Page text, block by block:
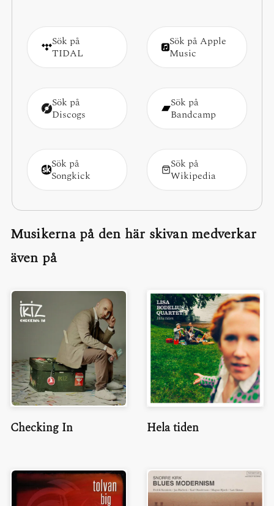
Sök på
TIDAL
Sök på Apple
Music
Sök på
Discogs
Sök på
Bandcamp
Sök på
Songkick
Sök på
Wikipedia
Musikerna på den här skivan medverkar
även på
Checking In Hela tiden